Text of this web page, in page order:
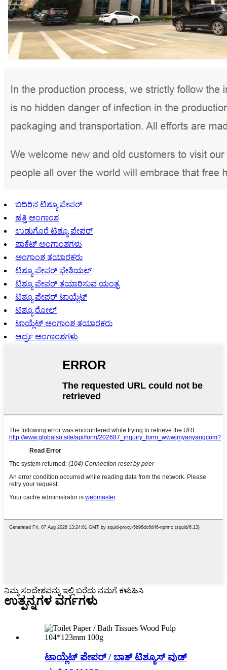
ಬಿದಿರಿನ ಟಿಶ್ಯೂ ಪೇಪರ್
ಹತ್ತಿ ಅಂಗಾಂಶ
ಉಡುಗೊರೆ ಟಿಶ್ಯೂ ಪೇಪರ್
ಪಾಕೆಟ್ ಅಂಗಾಂಶಗಳು
ಅಂಗಾಂಶ ತಯಾರಕರು
ಟಿಶ್ಯೂ ಪೇಪರ್ ಫೇಶಿಯಲ್
ಟಿಶ್ಯೂ ಪೇಪರ್ ತಯಾರಿಸುವ ಯಂತ್ರ
ಟಿಶ್ಯೂ ಪೇಪರ್ ಟಾಯ್ಲೆಟ್
ಟಿಶ್ಯೂ ರೋಲ್
ಟಾಯ್ಲೆಟ್ ಅಂಗಾಂಶ ತಯಾರಕರು
ಆರ್ದ್ರ ಅಂಗಾಂಶಗಳು
ನಿಮ್ಮ ಸಂದೇಶವನ್ನು ಇಲ್ಲಿ ಬರೆದು ನಮಗೆ ಕಳುಹಿಸಿ
ಉತ್ಪನ್ನಗಳ ವರ್ಗಗಳು
ಟಾಯ್ಲೆಟ್ ಪೇಪರ್ / ಬಾತ್ ಟಿಶ್ಯೂಸ್ ವುಡ್